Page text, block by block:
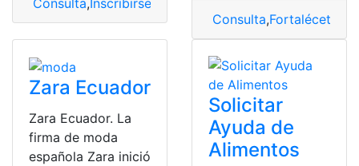
Consulta,Inscribirse Manuela Espejo,misión
Consulta,Fortalécete
Zara Ecuador
Zara Ecuador. La
firma de moda
española Zara inició
Solicitar
Ayuda de
Alimentos